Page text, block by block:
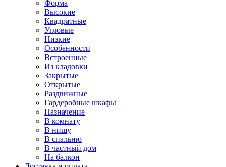
Форма
Высокие
Квадратные
Угловые
Низкие
Особенности
Встроенные
Из кладовки
Закрытые
Открытые
Раздвижные
Гардеробные шкафы
Назначение
В комнату
В нишу
В спальню
В частный дом
На балкон